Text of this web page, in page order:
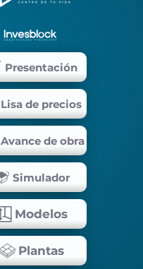
Presentación
Lisa de precios
Avance de obra
Simulador
Modelos
Plantas